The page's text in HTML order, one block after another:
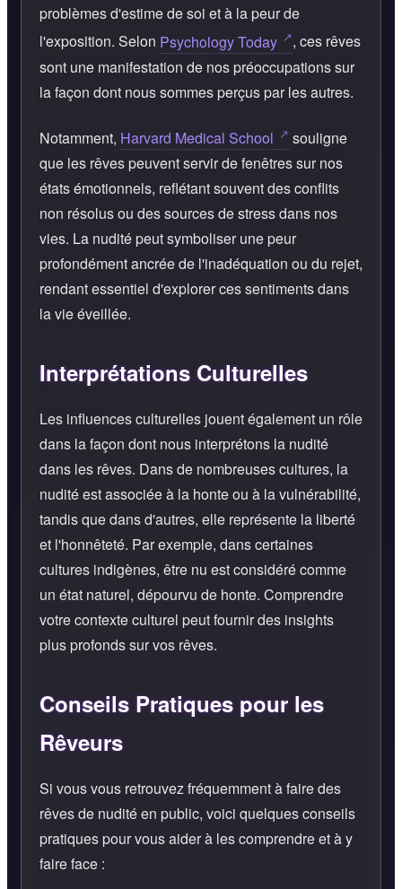
problèmes d'estime de soi et à la peur de
l'exposition. Selon Psychology Today
, ces rêves
sont une manifestation de nos préoccupations sur
la façon dont nous sommes perçus par les autres.
Notamment, Harvard Medical School
souligne
que les rêves peuvent servir de fenêtres sur nos
états émotionnels, reflétant souvent des conflits
non résolus ou des sources de stress dans nos
vies. La nudité peut symboliser une peur
profondément ancrée de l'inadéquation ou du rejet,
rendant essentiel d'explorer ces sentiments dans
la vie éveillée.
Interprétations Culturelles
Les influences culturelles jouent également un rôle
dans la façon dont nous interprétons la nudité
dans les rêves. Dans de nombreuses cultures, la
nudité est associée à la honte ou à la vulnérabilité,
tandis que dans d'autres, elle représente la liberté
et l'honnêteté. Par exemple, dans certaines
cultures indigènes, être nu est considéré comme
un état naturel, dépourvu de honte. Comprendre
votre contexte culturel peut fournir des insights
plus profonds sur vos rêves.
Conseils Pratiques pour les
Rêveurs
Si vous vous retrouvez fréquemment à faire des
rêves de nudité en public, voici quelques conseils
pratiques pour vous aider à les comprendre et à y
faire face :